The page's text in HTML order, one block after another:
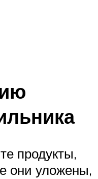
продукты,
они уложены,